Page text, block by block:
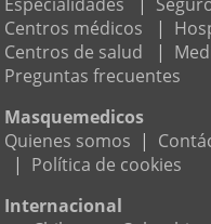
Centros médicos
|
Centros de salud
|
Preguntas frecuentes
Masquemedicos
Quienes somos |
| Política de cookies
Internacional